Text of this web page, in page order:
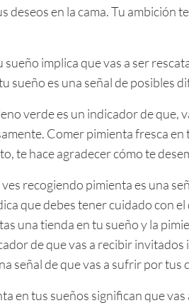
deseos en la cama. Tu ambición
implica que vas a ser
sueño es una señal de posibles
verde es un indicador de que,
Comer pimienta fresca en
te hace agradecer cómo te
recogiendo pimienta es una
que debes tener cuidado con
una tienda en tu sueño y la
de que vas a recibir
señal de que vas a sufrir por
en tus sueños significan que